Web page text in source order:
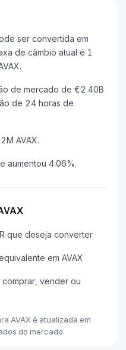
ser convertida em
de câmbio atual é 1
de mercado de €2.40B
de 24 horas de
AVAX.
aumentou 4.06%.
que deseja converter
em AVAX
comprar, vender ou
AVAX é atualizada em
do mercado.